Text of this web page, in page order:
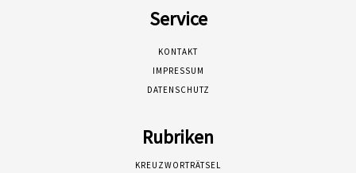
Service
KONTAKT
IMPRESSUM
DATENSCHUTZ
Rubriken
KREUZWORTRÄTSEL